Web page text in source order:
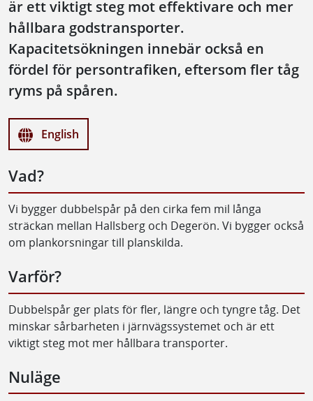
är ett viktigt steg mot effektivare och mer
hållbara godstransporter.
Kapacitetsökningen innebär också en
fördel för persontrafiken, eftersom fler tåg
ryms på spåren.
English
Vad?
Vi bygger dubbelspår på den cirka fem mil långa
sträckan mellan Hallsberg och Degerön. Vi bygger också
om plankorsningar till planskilda.
Varför?
Dubbelspår ger plats för fler, längre och tyngre tåg. Det
minskar sårbarheten i järnvägssystemet och är ett
viktigt steg mot mer hållbara transporter.
Nuläge